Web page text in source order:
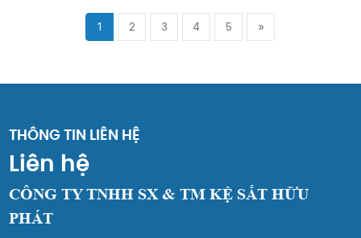
1 2 3 4 5 »
THÔNG TIN LIÊN HỆ
Liên hệ
CÔNG TY TNHH SX & TM KỆ SẮT HỮU
PHÁT